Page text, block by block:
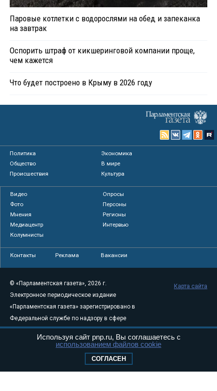
Паровые котлетки с водорослями на обед и запеканка
на завтрак
Оспорить штраф от кикшеринговой компании проще,
чем кажется
Что будет построено в Крыму в 2026 году
Политика
Экономика
Общество
В мире
Происшествия
Культура
Видео
Опросы
Фото
Персоны
Мнения
Регионы
Медиацентр
Интервью
Колумнисты
Контакты Реклама Вакансии
© «Парламентская газета», 2026 г.
Электронное периодическое издание
«Парламентская газета» зарегистрировано в
Федеральной службе по надзору в сфере
связи, информационных технологий и
массовых коммуникаций (Роскомнадзор) 05
Свидетельство о регистрации Эл № ФС77-
Карта сайта
Используя сайт pnp.ru, Вы соглашаетесь с
использованием файлов cookie
СОГЛАСЕН